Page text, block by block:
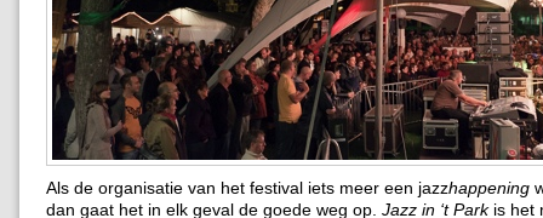
Als de organisatie van het festival iets meer een jazzhappening
dan gaat het in elk geval de goede weg op. Jazz in ‘t Parkis het